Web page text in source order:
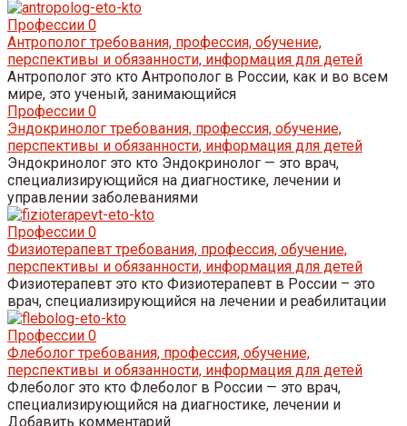
Профессии 0
Антрополог требования, профессия, обучение,
перспективы и обязанности, информация для детей
Антрополог это кто Антрополог в России, как и во всем
мире, это ученый, занимающийся
Профессии 0
Эндокринолог требования, профессия, обучение,
перспективы и обязанности, информация для детей
Эндокринолог это кто Эндокринолог — это врач,
специализирующийся на диагностике, лечении и
управлении заболеваниями
Профессии 0
Физиотерапевт требования, профессия, обучение,
перспективы и обязанности, информация для детей
Физиотерапевт это кто Физиотерапевт в России – это
врач, специализирующийся на лечении и реабилитации
Профессии 0
Флеболог требования, профессия, обучение,
перспективы и обязанности, информация для детей
Флеболог это кто Флеболог в России — это врач,
специализирующийся на диагностике, лечении и
Добавить комментарий